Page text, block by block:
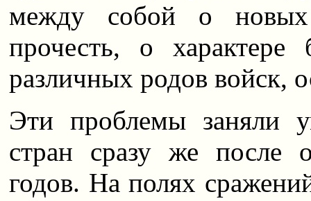
между собой о новых
прочесть, о
различных родов войск,
Эти проблемы заняли
стран сразу же после
годов. На полях